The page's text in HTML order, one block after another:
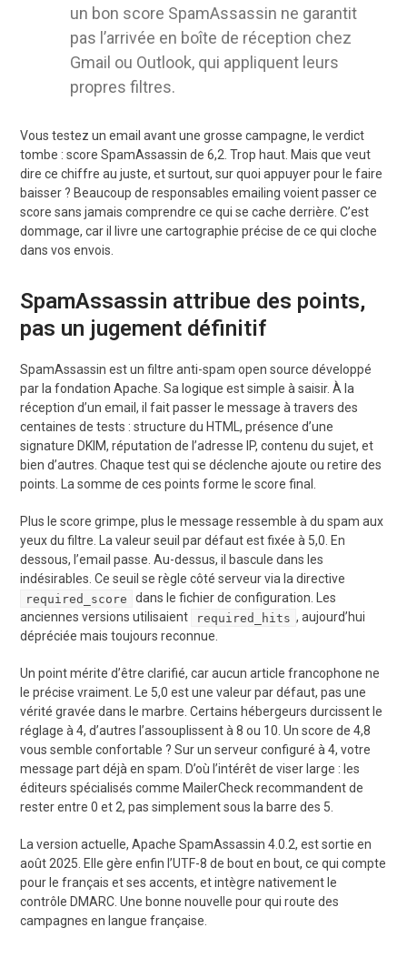
un bon score SpamAssassin ne garantit
pas l’arrivée en boîte de réception chez
Gmail ou Outlook, qui appliquent leurs
propres filtres.
Vous testez un email avant une grosse campagne, le verdict
tombe : score SpamAssassin de 6,2. Trop haut. Mais que veut
dire ce chiffre au juste, et surtout, sur quoi appuyer pour le faire
baisser ? Beaucoup de responsables emailing voient passer ce
score sans jamais comprendre ce qui se cache derrière. C’est
dommage, car il livre une cartographie précise de ce qui cloche
dans vos envois.
SpamAssassin attribue des points,
pas un jugement définitif
SpamAssassin est un filtre anti-spam open source développé
par la fondation Apache. Sa logique est simple à saisir. À la
réception d’un email, il fait passer le message à travers des
centaines de tests : structure du HTML, présence d’une
signature DKIM, réputation de l’adresse IP, contenu du sujet, et
bien d’autres. Chaque test qui se déclenche ajoute ou retire des
points. La somme de ces points forme le score final.
Plus le score grimpe, plus le message ressemble à du spam aux
yeux du filtre. La valeur seuil par défaut est fixée à 5,0. En
dessous, l’email passe. Au-dessus, il bascule dans les
indésirables. Ce seuil se règle côté serveur via la directive
required_score
dans le fichier de configuration. Les
anciennes versions utilisaient
required_hits , aujourd’hui
dépréciée mais toujours reconnue.
Un point mérite d’être clarifié, car aucun article francophone ne
le précise vraiment. Le 5,0 est une valeur par défaut, pas une
vérité gravée dans le marbre. Certains hébergeurs durcissent le
réglage à 4, d’autres l’assouplissent à 8 ou 10. Un score de 4,8
vous semble confortable ? Sur un serveur configuré à 4, votre
message part déjà en spam. D’où l’intérêt de viser large : les
éditeurs spécialisés comme MailerCheck recommandent de
rester entre 0 et 2, pas simplement sous la barre des 5.
La version actuelle, Apache SpamAssassin 4.0.2, est sortie en
août 2025. Elle gère enfin l’UTF-8 de bout en bout, ce qui compte
pour le français et ses accents, et intègre nativement le
contrôle DMARC. Une bonne nouvelle pour qui route des
campagnes en langue française.